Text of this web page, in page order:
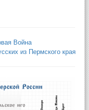
Война
из Пермского края